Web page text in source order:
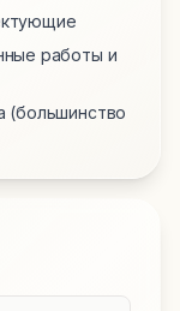
работы и
(большинство